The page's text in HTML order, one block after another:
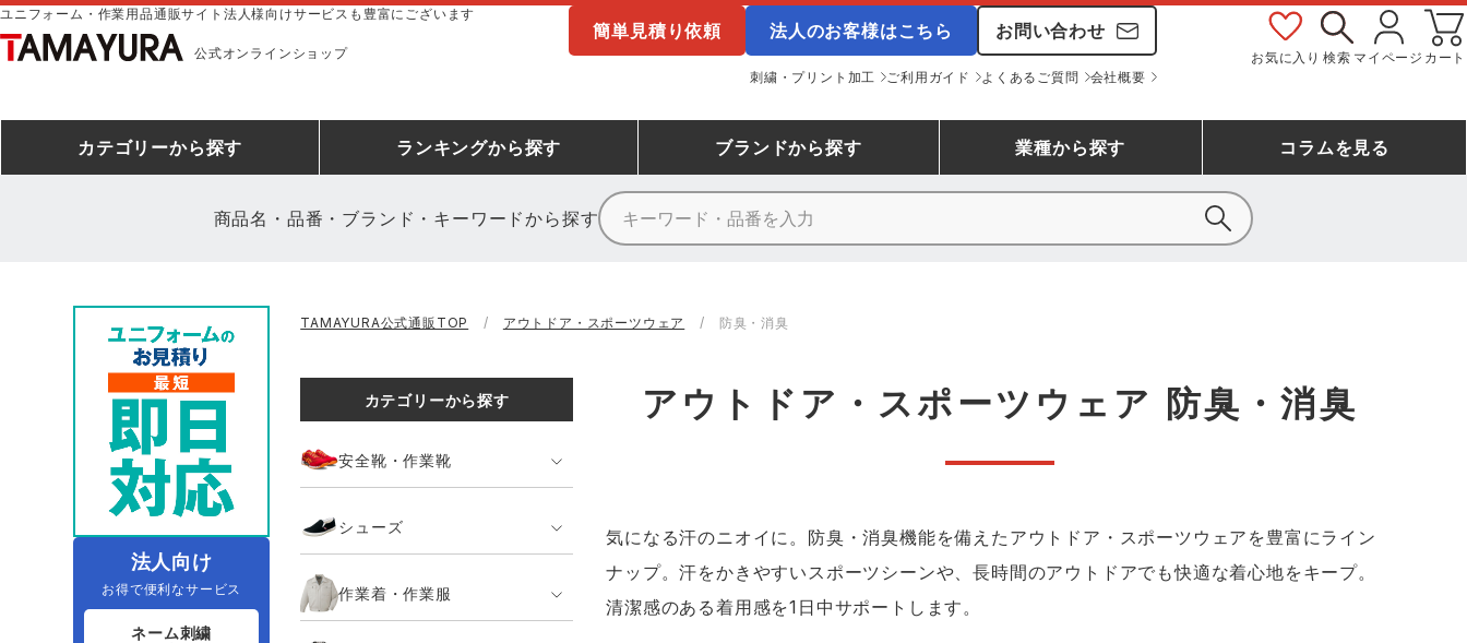
ユニフォーム・作業用品通販サイト法人様向けサービスも豊富にございます
公式オンラインショップ
簡単見積り依頼 法人のお客様はこちら お問い合わせ
刺繍・プリント加工 ご利用ガイド よくあるご質問 会社概要
お気に入り 検索 マイページ カート
カテゴリーから探す
防寒着
コンプレッションウェア 作業用ポロシャツ 安全保護具 レインウェア・カッパ
ヤッケ 作業用小物・アクセサリー類
ファン付きウェア（空調服シリー
ズ）
電熱ウェア・ヒートウェア 刺繍・プリント加工対象商品
ランキングから探す
ミズノ安全靴ランキング
空調服ランキング コンプレッションウェアランキング 作業用ポロシャツランキング 作業用手袋ランキング
レインウェアランキング アイズフロンティア ランキング
アイトス ランキング ジーベック ランキング
ニット
ブランドから探す
アイズフロンティア
クロダルマ 桑和 山田辰 クレヒフク おたふく手袋 マック
住商モンブラン ボンマックス GUSH FORCE
シンメン 日進ゴム ハイパーV
タカヤ商事 エアークラフト 自重堂
業種から探す
農作業服
DIY・日曜大工作業服 飲食店ユニフォーム 運送・倉庫作業服 清掃・ビルメンテ作業服
夜間・高視認性安全服 医療白衣・介護服
コラムを見る
商品名・品番・ブランド・キーワードから探す
TAMAYURA公式通販TOP アウトドア・スポーツウェア 防臭・消臭
カテゴリーから探す
安全靴・作業靴
シューズ
作業着・作業服
アウトドア・スポーツウェア 防臭・消臭
気になる汗のニオイに。防臭・消臭機能を備えたアウトドア・スポーツウェアを豊富にライン
ナップ。汗をかきやすいスポーツシーンや、長時間のアウトドアでも快適な着心地をキープ。
清潔感のある着用感を1日中サポートします。
法人向け
お得で便利なサービス
ネーム刺繍